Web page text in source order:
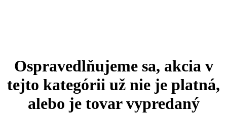
Ospravedlňujeme sa, akcia v
tejto kategórii už nie je platná,
alebo je tovar vypredaný